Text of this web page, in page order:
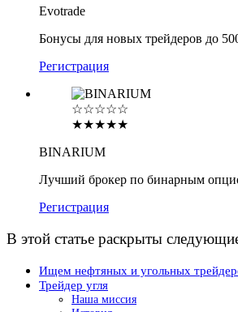
Evotrade
Бонусы для новых трейдеров до
Регистрация
☆☆☆☆☆
★★★★★
BINARIUM
Лучший брокер по бинарным
Регистрация
В этой статье раскрыты
Ищем нефтяных и угольных
Трейдер угля
Наша миссия